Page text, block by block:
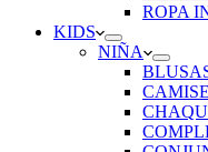
ROPA
KIDS
NIÑA